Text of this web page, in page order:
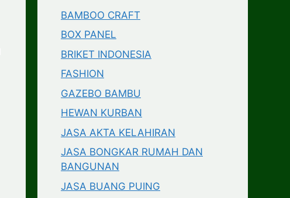
BAMBOO CRAFT
BOX PANEL
BRIKET INDONESIA
FASHION
GAZEBO BAMBU
HEWAN KURBAN
JASA AKTA KELAHIRAN
JASA BONGKAR RUMAH DAN
BANGUNAN
JASA BUANG PUING